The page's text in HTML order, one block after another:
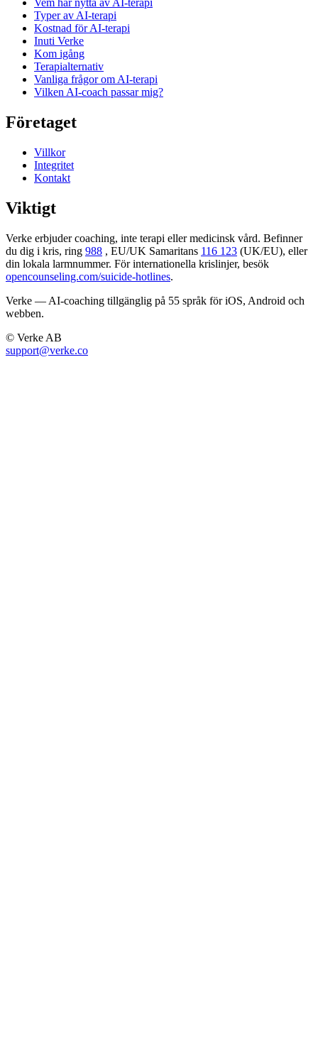
Vem har nytta av AI-terapi
Typer av AI-terapi
Kostnad för AI-terapi
Inuti Verke
Kom igång
Terapi­alternativ
Vanliga frågor om AI-terapi
Vilken AI-coach passar mig?
Företaget
Villkor
Integritet
Kontakt
Viktigt
Verke erbjuder coaching, inte terapi eller medicinsk vård. Befinner
du dig i kris, ring 988 , EU/UK Samaritans 116 123 (UK/EU), eller
din lokala larmnummer. För internationella krislinjer, besök
opencounseling.com/suicide-hotlines.
Verke — AI-coaching tillgänglig på 55 språk för iOS, Android och
webben.
© Verke AB
support@verke.co